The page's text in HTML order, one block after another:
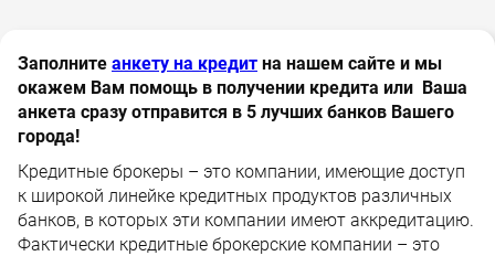
Заполните анкету на кредит на нашем сайте и мы
окажем Вам помощь в получении кредита или Ваша
анкета сразу отправится в 5 лучших банков Вашего
города!
Кредитные брокеры – это компании, имеющие доступ
к широкой линейке кредитных продуктов различных
банков, в которых эти компании имеют аккредитацию.
Фактически кредитные брокерские компании – это